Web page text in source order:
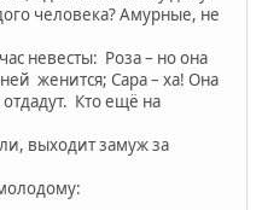
человека? Амурные, не
невесты: Роза – но она
женится; Сара – ха! Она
отдадут. Кто ещё на
выходит замуж за